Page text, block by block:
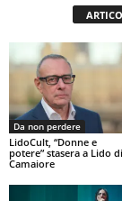
Da non perdere
LidoCult, “Donne e
potere” stasera a Lido di
Camaiore